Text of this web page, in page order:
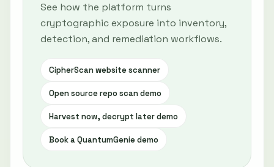
See how the platform turns
cryptographic exposure into inventory,
detection, and remediation workflows.
CipherScan website scanner
Open source repo scan demo
Harvest now, decrypt later demo
Book a QuantumGenie demo